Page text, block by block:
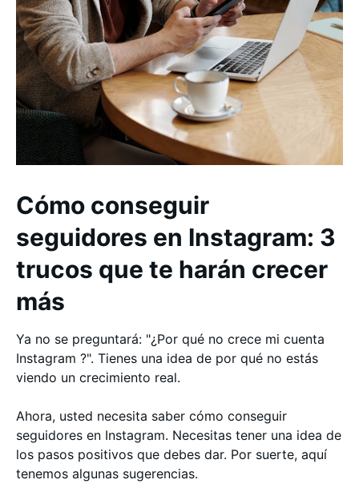
Cómo conseguir
seguidores en Instagram: 3
trucos que te harán crecer
más
Ya no se preguntará: "¿Por qué no crece mi cuenta
Instagram ?". Tienes una idea de por qué no estás
viendo un crecimiento real.
Ahora, usted necesita saber cómo conseguir
seguidores en Instagram. Necesitas tener una idea de
los pasos positivos que debes dar. Por suerte, aquí
tenemos algunas sugerencias.